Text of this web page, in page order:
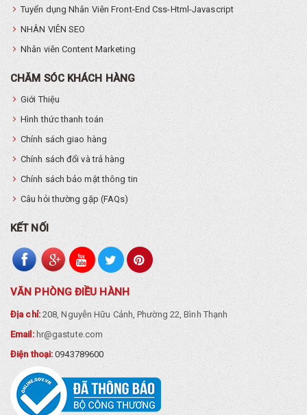
Tuyển dụng Nhân Viên Front-End Css-Html-Javascript
NHÂN VIÊN SEO
Nhân viên Content Marketing
CHĂM SÓC KHÁCH HÀNG
Giới Thiệu
Hình thức thanh toán
Chính sách giao hàng
Chính sách đổi và trả hàng
Chính sách bảo mật thông tin
Câu hỏi thường gặp (FAQs)
KẾT NỐI
VĂN PHÒNG ĐIỀU HÀNH
Địa chỉ:208, Nguyễn Hữu Cảnh, Phường 22, Bình Thạnh
Email: hr@gastute.com
Điện thoại:0943789600